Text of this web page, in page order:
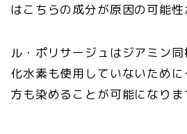
はこちらの成分が原因の可能性
ル・ポリサージュはジアミン
化水素も使用していないため
方も染めることが可能になりま